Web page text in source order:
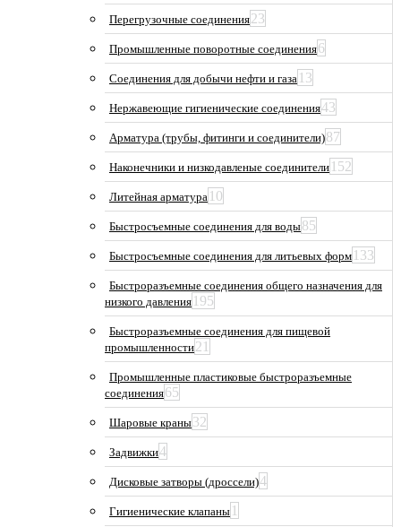
Перегрузочные соединения23
Промышленные поворотные соединения6
Соединения для добычи нефти и газа 13
Нержавеющие гигиенические соединения43
Арматура (трубы, фитинги и соединители)87
Наконечники и низкодавленые соединители 152
Литейная арматура 10
Быстросъемные соединения для воды85
Быстросъемные соединения для литьевых форм 133
Быстроразъемные соединения общего назначения для
низкого давления 195
Быстроразъемные соединения для пищевой
промышленности21
Промышленные пластиковые быстроразъемные
соединения65
Шаровые краны32
Задвижки4
Дисковые затворы (дроссели)4
Гигиенические клапаны 1